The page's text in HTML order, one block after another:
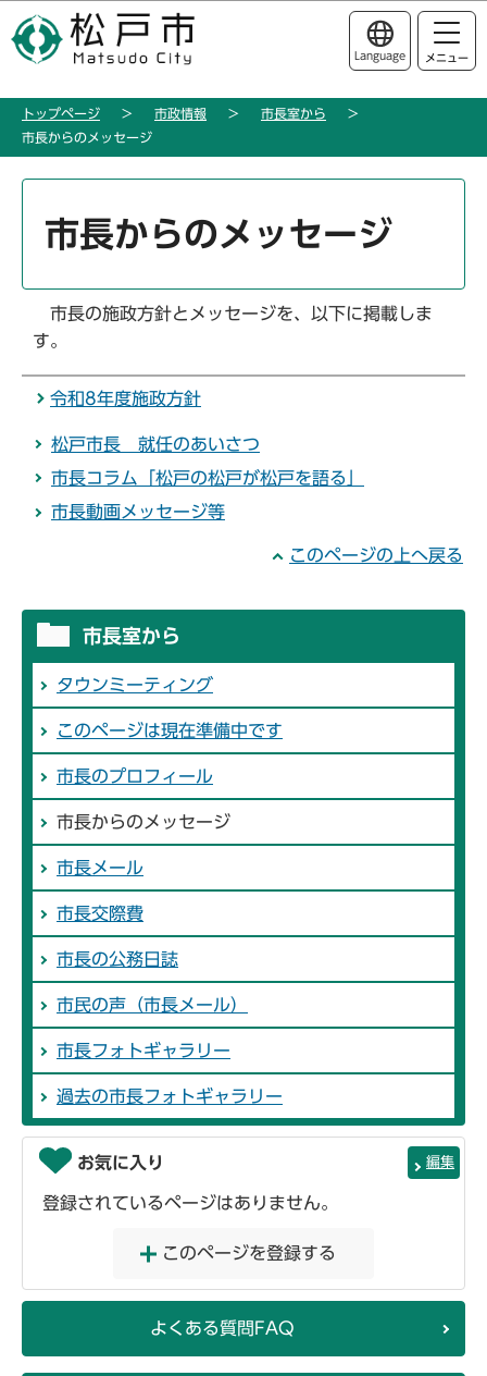
の
ー
このページの本文へ移動
Language メニュー
トップページ 市政情報
市長室から
市長からのメッセージ
市長からのメッセージ
市長の施政方針とメッセージを、以下に掲載しま
す。
令和8年度施政方針
松戸市長 就任のあいさつ
市長コラム「松戸の松戸が松戸を語る」
市長動画メッセージ等
このページの上へ戻る
市長室から
タウンミーティング
このページは現在準備中です
市長のプロフィール
市長からのメッセージ
市長メール
市長交際費
市長の公務日誌
市民の声（市長メール）
市長フォトギャラリー
過去の市長フォトギャラリー
お気に入り 編集
登録されているページはありません。
このページを登録する
よくある質問FAQ